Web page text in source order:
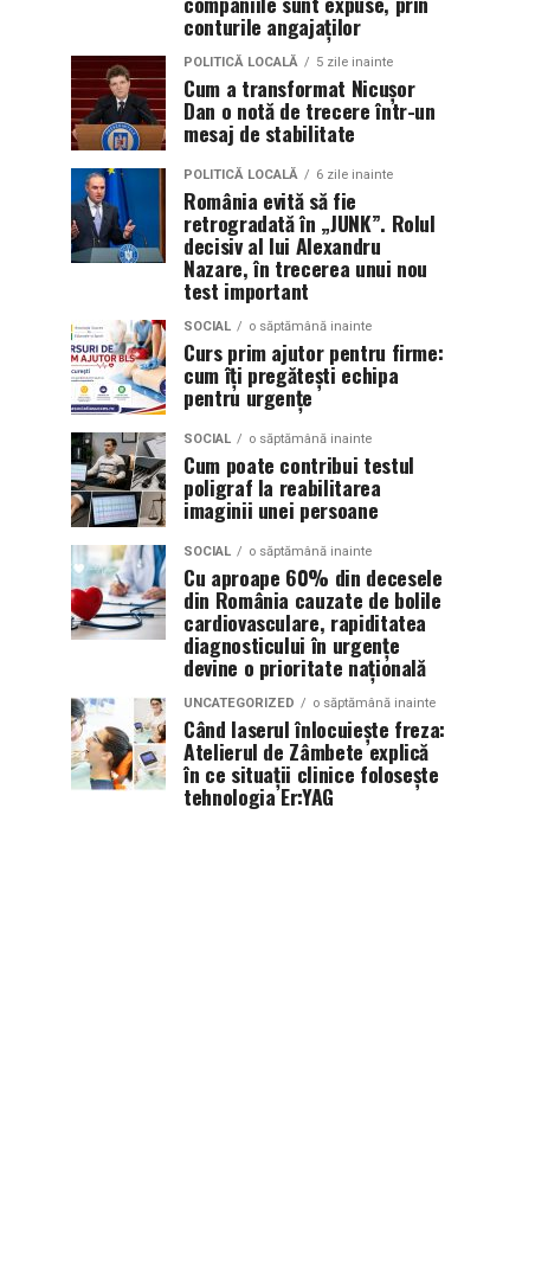
conturile angajaților
POLITICĂ LOCALĂ 5 zile inainte
Cum a transformat Nicușor
Dan o notă de trecere într-un
mesaj de stabilitate
POLITICĂ LOCALĂ 6 zile inainte
România evită să fie
retrogradată în „JUNK”. Rolul
decisiv al lui Alexandru
Nazare, în trecerea unui nou
test important
SOCIAL o săptămână inainte
Curs prim ajutor pentru firme:
cum îți pregătești echipa
pentru urgențe
SOCIAL o săptămână inainte
Cum poate contribui testul
poligraf la reabilitarea
imaginii unei persoane
SOCIAL o săptămână inainte
Cu aproape 60% din decesele
din România cauzate de bolile
cardiovasculare, rapiditatea
diagnosticului în urgențe
devine o prioritate națională
UNCATEGORIZED o săptămână inainte
Când laserul înlocuiește freza:
Atelierul de Zâmbete explică
în ce situații clinice folosește
tehnologia Er:YAG